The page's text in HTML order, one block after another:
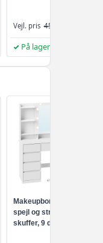
609,-
619,-
589,-
736,-
589,-
732,-
559,-
Vejl. pris 458,-
På lager
Makeupbord med LED-
spejl og strømudtag - 9
skuffer, 9 dæmpbare